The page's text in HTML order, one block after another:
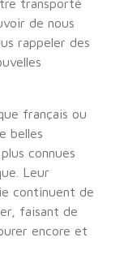
transporté
de nous
rappeler des
français ou
belles
connues
Leur
continuent de
faisant de
encore et